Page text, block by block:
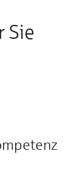
Sie